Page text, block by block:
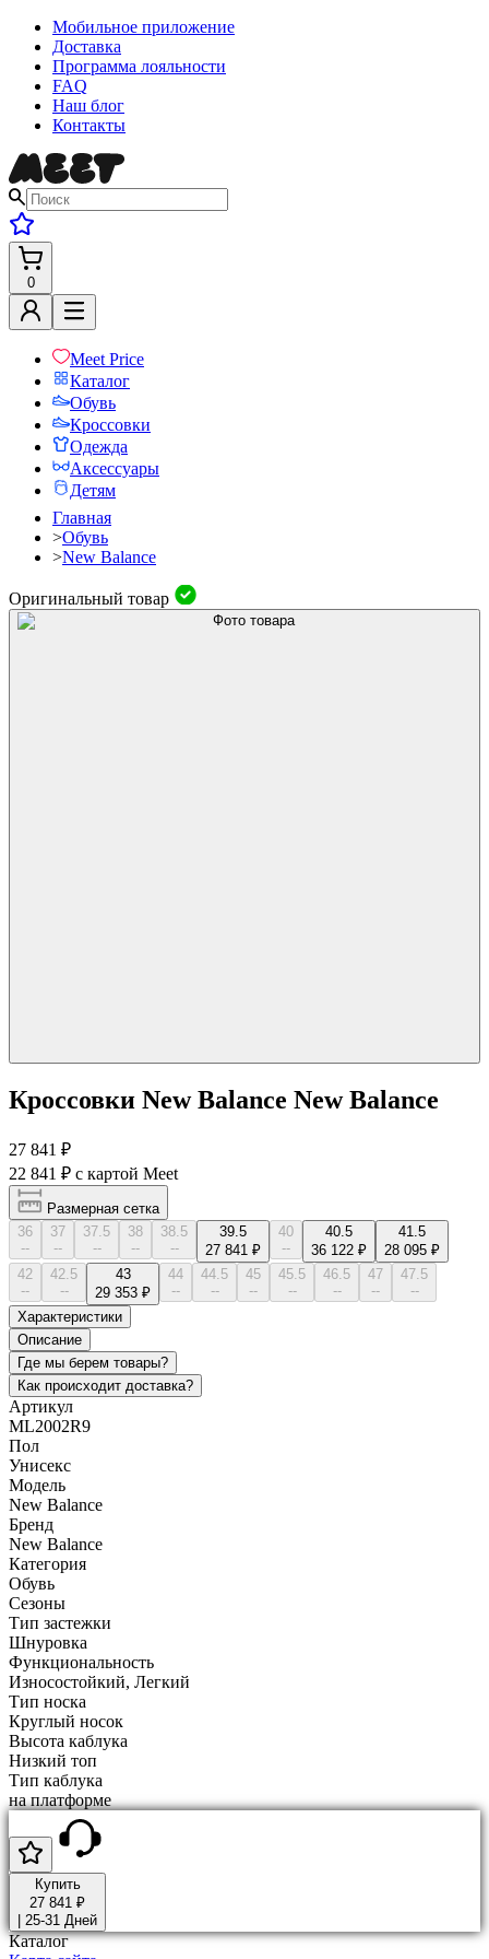
Мобильное приложение
Доставка
Программа лояльности
FAQ
Наш блог
Контакты
0
Meet Price
Каталог
Обувь
Кроссовки
Одежда
Аксессуары
Детям
Главная
>Обувь
>New Balance
Оригинальный товар
Кроссовки New Balance New Balance
27 841 ₽
22 841 ₽ с картой Meet
Размерная сетка
36
--
37
--
37.5
--
38
--
38.5
--
39.5
27 841 ₽
40
--
40.5
36 122 ₽
41.5
28 095 ₽
42
--
42.5
--
43
29 353 ₽
44
--
44.5
--
45
--
45.5
--
46.5
--
47
--
47.5
--
Характеристики
Описание
Где мы берем товары?
Как происходит доставка?
Артикул
ML2002R9
Пол
Унисекс
Модель
New Balance
Бренд
New Balance
Категория
Обувь
Сезоны
Тип застежки
Шнуровка
Функциональность
Износостойкий, Легкий
Тип носка
Круглый носок
Высота каблука
Низкий топ
Тип каблука
на платформе
Купить
27 841 ₽
25-31 Дней
Каталог